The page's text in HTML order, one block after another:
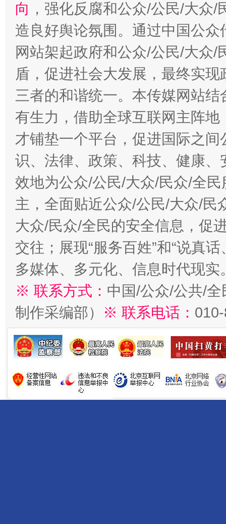
一纸欠条伤亲情 巡回调解促和解..
法徽映军营 权益有保障
一批国家标准开始实施 从
向 ，强化反腐和公众/公民/大众
造良好舆论氛围。通过中国公
网站架起政府和公众/公民/大众
盾，促进社会大发展，最终实
三者的和谐统一。本传媒网站
有生力，借助全球互联网主阵
才铺垫一个平台，促进国际之
识、法律、政策、科技、健康
效地为公众/公民/大众/民众/全
主，全面贴近公众/公民/大众/民
大众/民众/全民的安全信息，促
交往；展现“服务百姓”和“说真
多媒体、多元化、信息时代现实
※ 联系方式： 中国/公众/公共/
制作采编部）
※ 联系电话：